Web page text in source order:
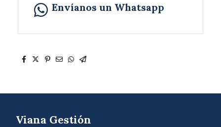
Envíanos un Whatsapp
Viana Gestión